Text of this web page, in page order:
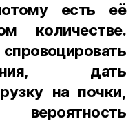
есть её
количестве.
дать
на почки,